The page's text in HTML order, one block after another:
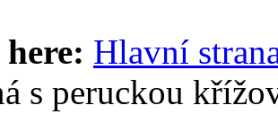
Hlavní
s peruckou